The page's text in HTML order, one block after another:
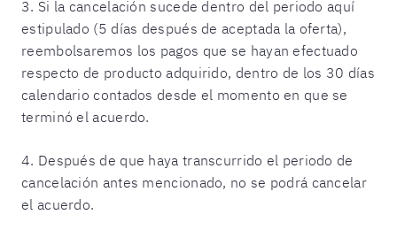
3. Si la cancelación sucede dentro del periodo aquí
estipulado (5 días después de aceptada la oferta),
reembolsaremos los pagos que se hayan efectuado
respecto de producto adquirido, dentro de los 30 días
calendario contados desde el momento en que se
terminó el acuerdo.
4. Después de que haya transcurrido el periodo de
cancelación antes mencionado, no se podrá cancelar
el acuerdo.